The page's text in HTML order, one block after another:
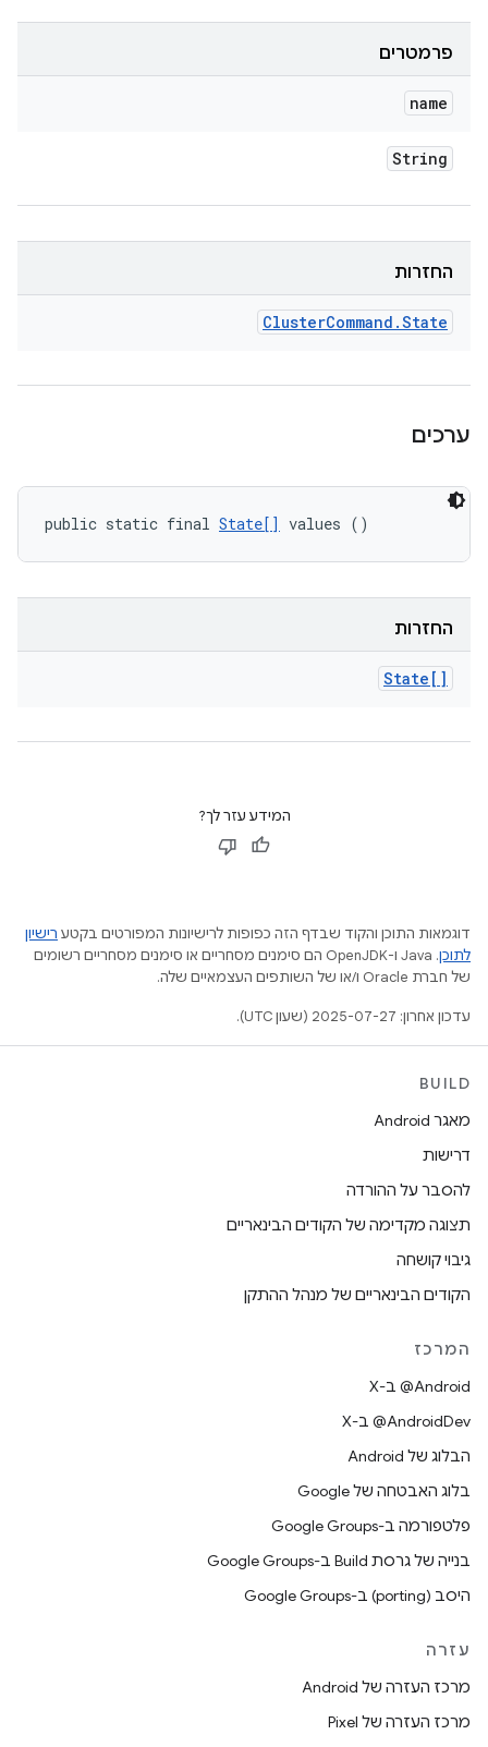
פרמטרים
name
String
החזרות
ClusterCommand .State
ערכים
public static final State[] values ()
החזרות
State[]
המידע עזר לך?
דוגמאות התוכן והקוד שבדף הזה כפופות לרישיונות המפורטים בקטע רישיון
לתוכן
.‏ Java ו-OpenJDK הם סימנים מסחריים או סימנים מסחריים רשומים
של חברת Oracle ו/או של השותפים העצמאיים שלה.
עדכון אחרון: 2025-07-27 (שעון UTC).
BUILD
מאגר Android
דרישות
להסבר על ההורדה
תצוגה מקדימה של הקודים הבינאריים
גיבוי קושחה
הקודים הבינאריים של מנהל ההתקן
המרכז
‫‎@Android ב-X
‫‎@AndroidDev ב-X
הבלוג של Android
בלוג האבטחה של Google
פלטפורמה ב-Google Groups
בנייה של גרסת Build ב-Google Groups
היסב (porting) ב-Google Groups
עזרה
מרכז העזרה של Android
מרכז העזרה של Pixel